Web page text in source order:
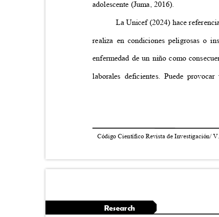
adolescente (Juma, 2016).
La Unicef (2024) hace
realiza en condiciones peligrosas o
enfermedad de un niño como
laborales deficientes. Puede
Código Científico Revista de Investigación/
Research